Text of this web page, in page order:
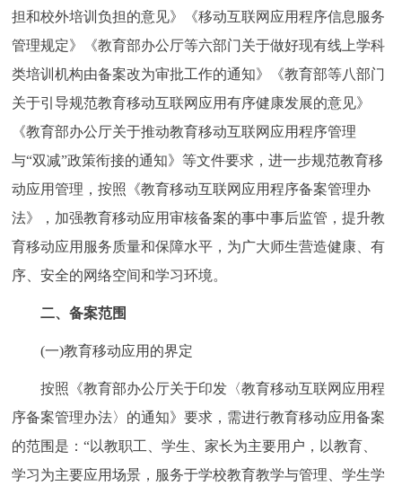
ESPAÑOL العربية PORTUGUÊS
ITALIANO
回到顶部
担和校外培训负担的意见》《移动互联网应用程序信息服务
管理规定》《教育部办公厅等六部门关于做好现有线上学科
类培训机构由备案改为审批工作的通知》《教育部等八部门
关于引导规范教育移动互联网应用有序健康发展的意见》
《教育部办公厅关于推动教育移动互联网应用程序管理
与“双减”政策衔接的通知》等文件要求，进一步规范教育移
动应用管理，按照《教育移动互联网应用程序备案管理办
法》，加强教育移动应用审核备案的事中事后监管，提升教
育移动应用服务质量和保障水平，为广大师生营造健康、有
序、安全的网络空间和学习环境。
二、备案范围
(一)教育移动应用的界定
按照《教育部办公厅关于印发〈教育移动互联网应用程
序备案管理办法〉的通知》要求，需进行教育移动应用备案
的范围是：“以教职工、学生、家长为主要用户，以教育、
学习为主要应用场景，服务于学校教育教学与管理、学生学